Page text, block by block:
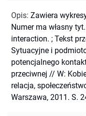
Opis: Zawiera
Numer ma własny
interaction. ; Tekst
Sytuacyjne i
potencjalnego
przeciwnej // W:
relacja,
Warszawa, 2011. S.